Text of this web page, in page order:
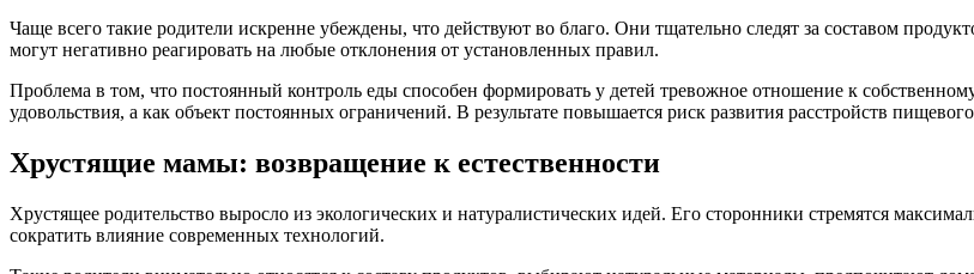
Чаще всего такие родители искренне убеждены, что действуют во благо. Они тщательно следят за составом
могут негативно реагировать на любые отклонения от установленных правил.
Проблема в том, что постоянный контроль еды способен формировать у детей тревожное отношение к
удовольствия, а как объект постоянных ограничений. В результате повышается риск развития расстройств
Хрустящие мамы: возвращение к естественности
Хрустящее родительство выросло из экологических и натуралистических идей. Его сторонники стремятся
сократить влияние современных технологий.